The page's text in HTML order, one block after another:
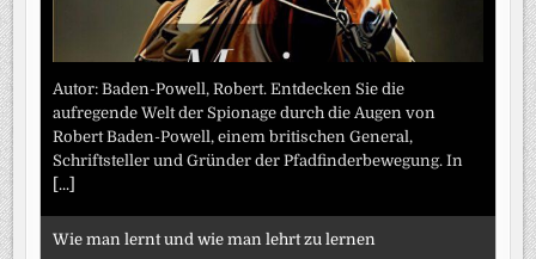
Autor: Baden-Powell, Robert. Entdecken Sie die
aufregende Welt der Spionage durch die Augen von
Robert Baden-Powell, einem britischen General,
Schriftsteller und Gründer der Pfadfinderbewegung. In
[...]
Wie man lernt und wie man lehrt zu lernen